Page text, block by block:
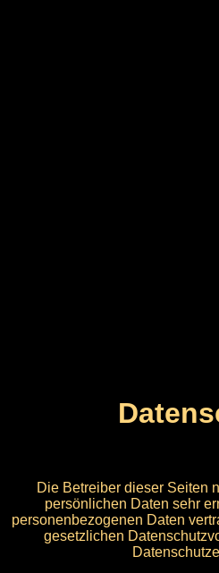
Die Betreiber dieser Seiten
persönlichen Daten sehr
personenbezogenen Daten
gesetzlichen